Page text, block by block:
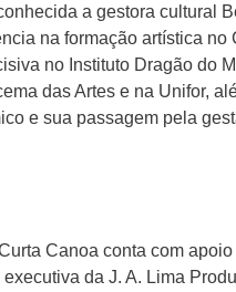
a gestora cultural
na formação artística no
no Instituto Dragão do
das Artes e na Unifor,
e sua passagem pela
Canoa conta com
da J. A. Lima